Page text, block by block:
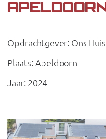
APELDOORN
Opdrachtgever: Ons Huis
Plaats: Apeldoorn
Jaar: 2024